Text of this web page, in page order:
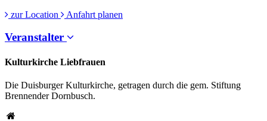
zur Location
Anfahrt planen
Veranstalter
Kulturkirche Liebfrauen
Die Duisburger Kulturkirche, getragen durch die gem. Stiftung
Brennender Dornbusch.